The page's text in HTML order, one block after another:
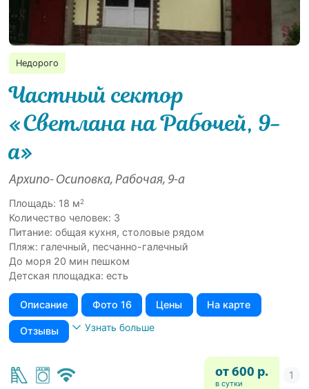
Недорого
Частный сектор
«Светлана на Рабочей, 9-
а»
Архипо- Осиповка, Рабочая, 9-а
Площадь: 18 м2
Количество человек: 3
Питание: общая кухня, столовые рядом
Пляж: галечный, песчанно-галечный
До моря 20 мин пешком
Детская площадка: есть
Описание Фото 16 Цены На карте
Отзывы Узнать больше
от 600 р.
в сутки